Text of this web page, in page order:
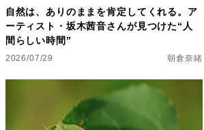
自然は、ありのままを肯定してくれる。ア
ーティスト・坂木茜音さんが見つけた“人
間らしい時間”
2026/07/29 朝倉奈緒